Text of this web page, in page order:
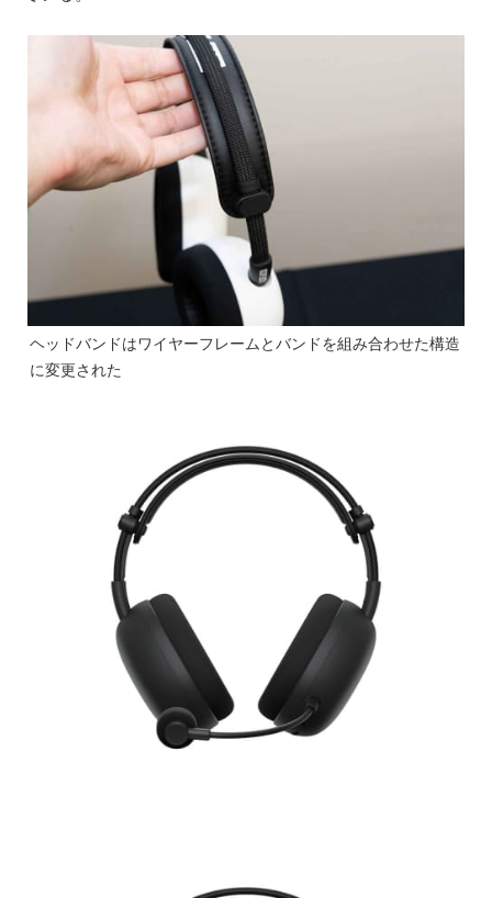
ヘッドバンドはワイヤーフレームとバンドを組み合わせた構造
に変更された